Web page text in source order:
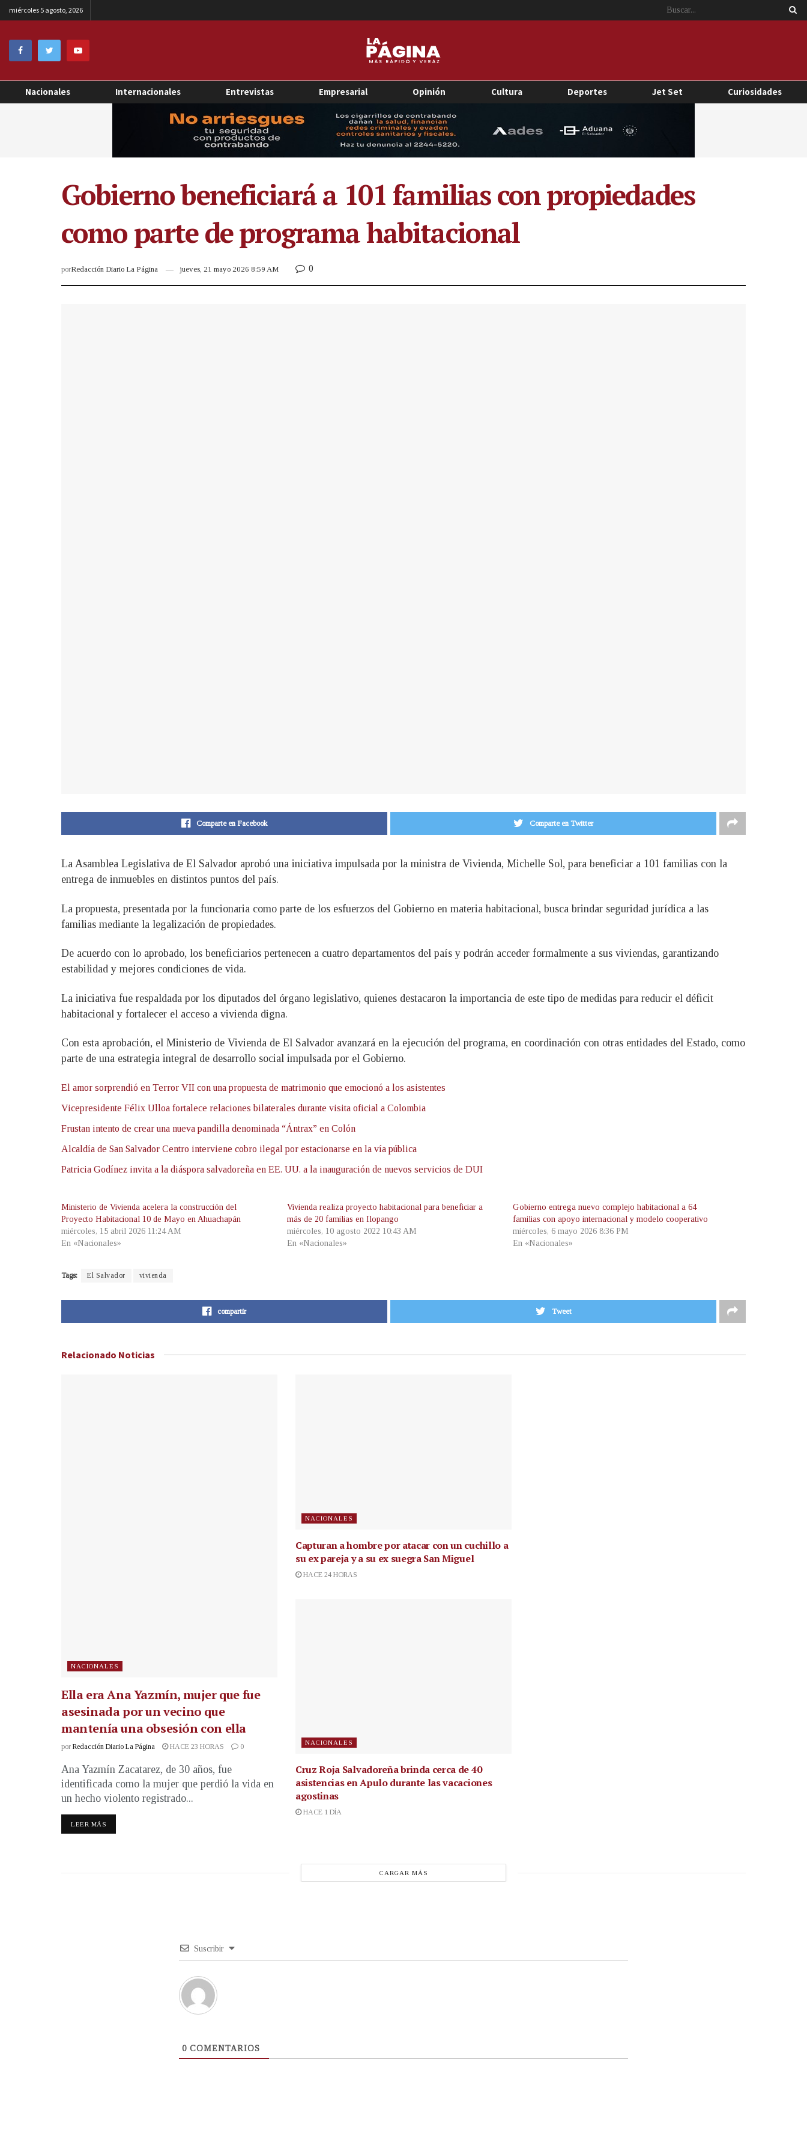
miércoles 5 agosto, 2026
Nacionales Internacionales Entrevistas Empresarial Opinión Cultura Deportes Jet Set Curiosidades
Gobierno beneficiará a 101 familias con propiedades
como parte de programa habitacional
porRedacción Diario La Página jueves, 21 mayo 2026 8:59 AM 0
Comparte en Facebook Comparte en Twitter
La Asamblea Legislativa de El Salvador aprobó una iniciativa impulsada por la ministra de Vivienda, Michelle Sol, para beneficiar a 101 familias con la
entrega de inmuebles en distintos puntos del país.
La propuesta, presentada por la funcionaria como parte de los esfuerzos del Gobierno en materia habitacional, busca brindar seguridad jurídica a las
familias mediante la legalización de propiedades.
De acuerdo con lo aprobado, los beneficiarios pertenecen a cuatro departamentos del país y podrán acceder formalmente a sus viviendas, garantizando
estabilidad y mejores condiciones de vida.
La iniciativa fue respaldada por los diputados del órgano legislativo, quienes destacaron la importancia de este tipo de medidas para reducir el déficit
habitacional y fortalecer el acceso a vivienda digna.
Con esta aprobación, el Ministerio de Vivienda de El Salvador avanzará en la ejecución del programa, en coordinación con otras entidades del Estado, como
parte de una estrategia integral de desarrollo social impulsada por el Gobierno.
El amor sorprendió en Terror VII con una propuesta de matrimonio que emocionó a los asistentes
Vicepresidente Félix Ulloa fortalece relaciones bilaterales durante visita oficial a Colombia
Frustan intento de crear una nueva pandilla denominada “Ántrax” en Colón
Alcaldía de San Salvador Centro interviene cobro ilegal por estacionarse en la vía pública
Patricia Godínez invita a la diáspora salvadoreña en EE. UU. a la inauguración de nuevos servicios de DUI
Ministerio de Vivienda acelera la construcción del
Proyecto Habitacional 10 de Mayo en Ahuachapán
miércoles, 15 abril 2026 11:24 AM
En «Nacionales»
Vivienda realiza proyecto habitacional para beneficiar a
más de 20 familias en Ilopango
miércoles, 10 agosto 2022 10:43 AM
En «Nacionales»
Gobierno entrega nuevo complejo habitacional a 64
familias con apoyo internacional y modelo cooperativo
miércoles, 6 mayo 2026 8:36 PM
En «Nacionales»
Tags: El Salvador vivienda
compartir Tweet
Relacionado Noticias
NACIONALES
Ella era Ana Yazmín, mujer que fue
asesinada por un vecino que
mantenía una obsesión con ella
por Redacción Diario La Página HACE 23 HORAS 0
Ana Yazmín Zacatarez, de 30 años, fue
identificada como la mujer que perdió la vida en
un hecho violento registrado...
LEER MÁS
NACIONALES
Capturan a hombre por atacar con un cuchillo a
su ex pareja y a su ex suegra San Miguel
HACE 24 HORAS
NACIONALES
Cruz Roja Salvadoreña brinda cerca de 40
asistencias en Apulo durante las vacaciones
agostinas
HACE 1 DÍA
CARGAR MÁS
Suscribir
0 COMENTARIOS